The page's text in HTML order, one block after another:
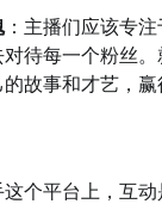
：主播们应该专
待每一个粉丝
故事和才艺，赢
这个平台上，互